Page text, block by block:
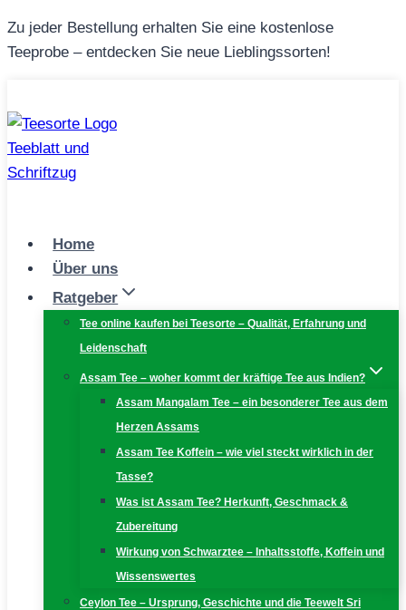
Zum
Inhalt
Zu jeder Bestellung erhalten Sie eine kostenlose
Teeprobe – entdecken Sie neue Lieblingssorten!
Home
Über uns
Ratgeber
Tee online kaufen bei Teesorte – Qualität, Erfahrung und
Leidenschaft
Assam Tee – woher kommt der kräftige Tee aus Indien?
Assam Mangalam Tee – ein besonderer Tee aus dem
Herzen Assams
Assam Tee Koffein – wie viel steckt wirklich in der
Tasse?
Was ist Assam Tee? Herkunft, Geschmack &
Zubereitung
Wirkung von Schwarztee – Inhaltsstoffe, Koffein und
Wissenswertes
Ceylon Tee – Ursprung, Geschichte und die Teewelt Sri